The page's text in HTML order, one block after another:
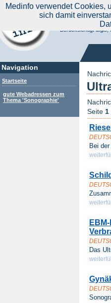
Navigation
Startseite
gute Webadressen zum
Thema 'Sonographie'
Suchen Sie noch
Medinfo.de - Meta-
Berücksichtigt afgis,
Seite 1
Bei
Das
Medinfo verwendet Cookies,
sich damit